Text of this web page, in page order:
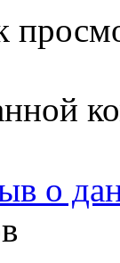
о